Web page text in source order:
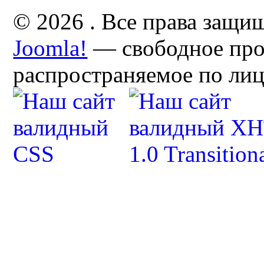
© 2026 . Все права
Joomla! — свободное
распространяемое по